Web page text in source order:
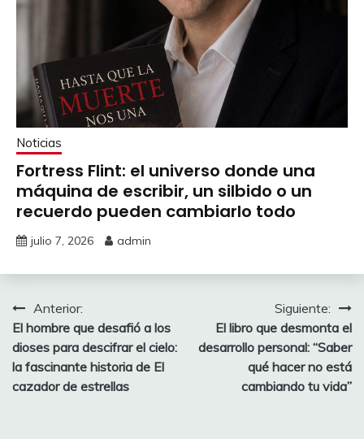
Noticias
Fortress Flint: el universo donde una
máquina de escribir, un silbido o un
recuerdo pueden cambiarlo todo
julio 7, 2026 admin
Navegación
de
entradas
Anterior:
El hombre que desafió a los
dioses para descifrar el cielo:
la fascinante historia de El
cazador de estrellas
Siguiente:
El libro que desmonta el
desarrollo personal: “Saber
qué hacer no está
cambiando tu vida”